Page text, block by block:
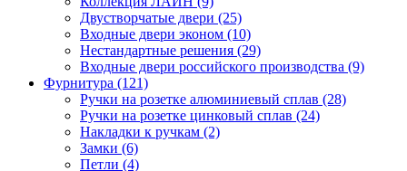
Двустворчатые двери (25)
Входные двери эконом (10)
Нестандартные решения (29)
Входные двери российского производства (9)
Фурнитура (121)
Ручки на розетке алюминиевый сплав (28)
Ручки на розетке цинковый сплав (24)
Накладки к ручкам (2)
Замки (6)
Петли (4)